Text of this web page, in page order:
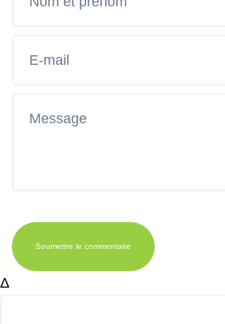
Soumettre le commentaire
Δ